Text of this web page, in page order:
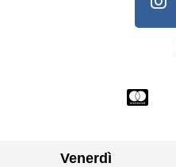
Venerdì